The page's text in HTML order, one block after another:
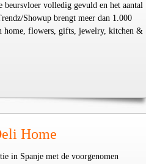
beursvloer volledig gevuld en het aantal
Showup brengt meer dan 1.000
home, flowers, gifts, jewelry, kitchen &
Home
in Spanje met de voorgenomen